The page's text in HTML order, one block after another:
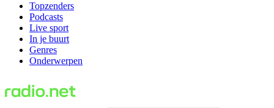
Topzenders
Podcasts
Live sport
In je buurt
Genres
Onderwerpen